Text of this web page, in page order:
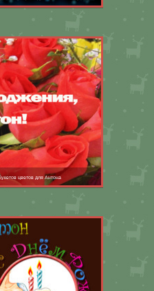
цветов для Антона